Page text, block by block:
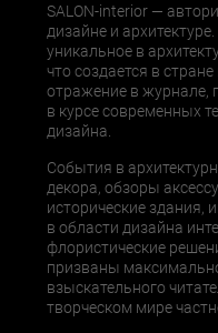
SALON-interior —
дизайне и
уникальное в
что создается в
отражение в журнале,
в курсе современных
дизайна.
События в
декора, обзоры
исторические
в области дизайна
флористические
призваны
взыскательного
творческом мире